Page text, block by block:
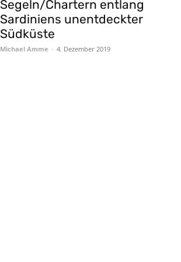
Segeln/Chartern entlang
Sardiniens unentdeckter
Südküste
Michael Amme - 4. Dezember 2019